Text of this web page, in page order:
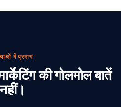
में प्रमाण
की गोलमोल बातें